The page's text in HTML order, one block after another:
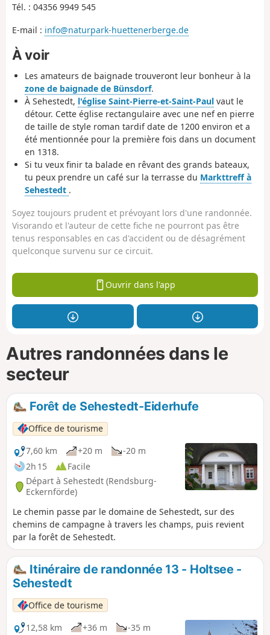
Tél. : 04356 9949 545
E-mail : info@naturpark-huettenerberge.de
À voir
Les amateurs de baignade trouveront leur bonheur à la
zone de baignade de Bünsdorf.
À Sehestedt, l'église Saint-Pierre-et-Saint-Paul vaut le
détour. Cette église rectangulaire avec une nef en pierre
de taille de style roman tardif date de 1200 environ et a
été mentionnée pour la première fois dans un document
en 1318.
Si tu veux finir ta balade en rêvant des grands bateaux,
tu peux prendre un café sur la terrasse du Markttreff à
Sehestedt .
Soyez toujours prudent et prévoyant lors d'une randonnée.
Visorando et l'auteur de cette fiche ne pourront pas être
tenus responsables en cas d'accident ou de désagrément
quelconque survenu sur ce circuit.
Ouvrir dans l'app
Autres randonnées dans le
secteur
Forêt de Sehestedt-Eiderhufe
Office de tourisme
7,60 km
+20 m
-20 m
2h 15
Facile
Départ à Sehestedt (Rendsburg-
Eckernförde)
Le chemin passe par le domaine de Sehestedt, sur des
chemins de campagne à travers les champs, puis revient
par la forêt de Sehestedt.
Itinéraire de randonnée 13 - Holtsee -
Sehestedt
Office de tourisme
12,58 km
+36 m
-35 m